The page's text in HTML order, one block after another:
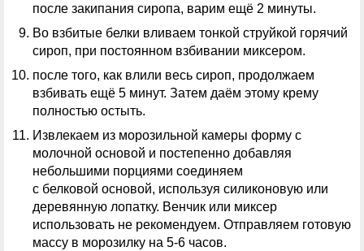
после закипания сиропа, варим ещё 2 минуты.
Во взбитые белки вливаем тонкой струйкой горячий
сироп, при постоянном взбивании миксером.
после того, как влили весь сироп, продолжаем
взбивать ещё 5 минут. Затем даём этому крему
полностью остыть.
Извлекаем из морозильной камеры форму с
молочной основой и постепенно добавляя
небольшими порциями соединяем
с белковой основой, используя силиконовую или
деревянную лопатку. Венчик или миксер
использовать не рекомендуем. Отправляем готовую
массу в морозилку на 5-6 часов.